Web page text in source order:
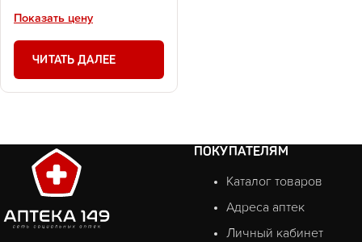
Показать цену
ЧИТАТЬ ДАЛЕЕ
ПОКУПАТЕЛЯМ
Каталог товаров
Адреса аптек
Личный кабинет